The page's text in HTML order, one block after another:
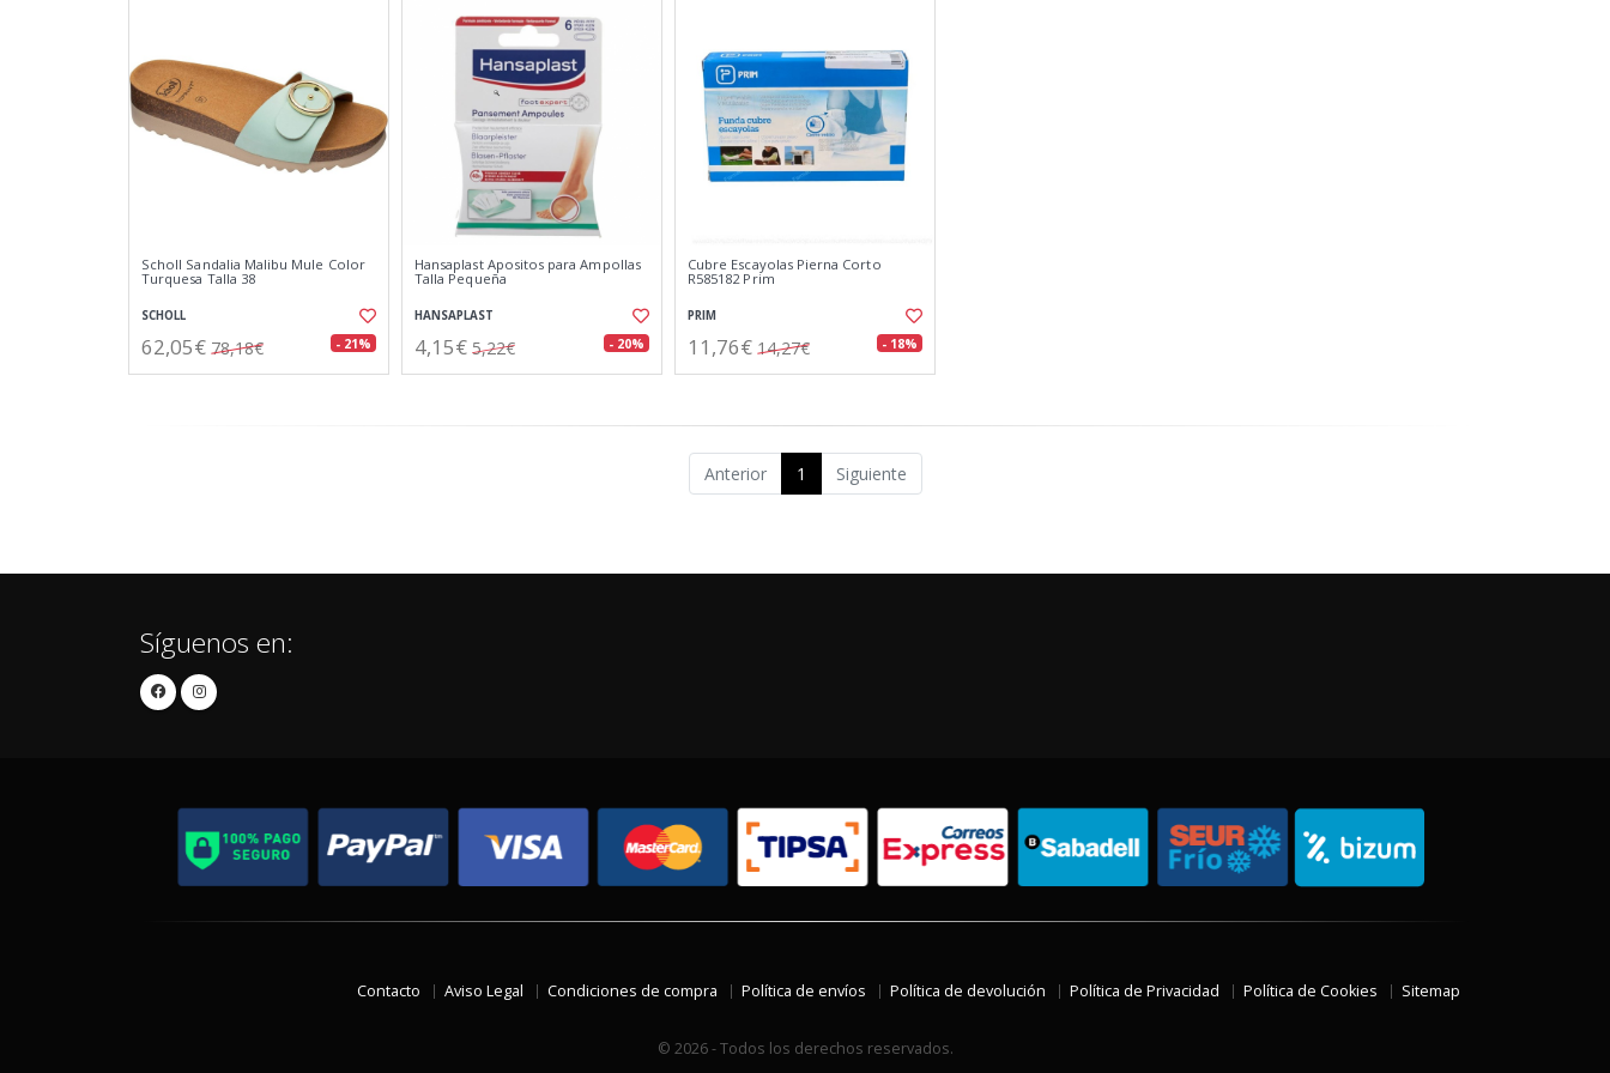
Scholl Sandalia Malibu Mule Color
Turquesa Talla 38
SCHOLL
62,05€ 78,18€ - 21%
Hansaplast Apositos para Ampollas
Talla Pequeña
HANSAPLAST
4,15€ 5,22€ - 20%
Cubre Escayolas Pierna Corto
R585182 Prim
PRIM
11,76€ 14,27€ - 18%
Anterior 1 Siguiente
Síguenos en:
Contacto Aviso Legal Condiciones de compra Política de envíos Política de devolución Política de Privacidad Política de Cookies Sitemap
© 2026 - Todos los derechos reservados.